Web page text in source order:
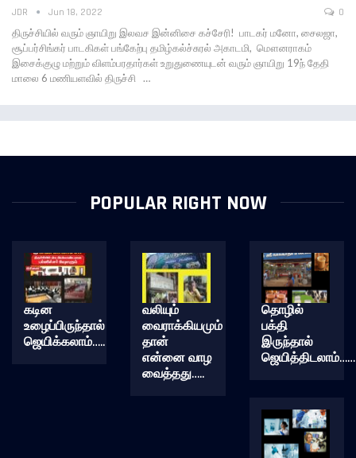
JDR Jun 18, 2022 0
திருச்சியில் வரும் ஞாயிறு இலவச இன்னிசை கச்சேரி! பாடகர் மனோ, சைலஜா,
சூப்பர்சிங்கர் பாடகிகள் பங்கேற்பு தமிழ்கல்ச்சுரல் அகாடமி, மௌனராகம்
இசைக்குழு மற்றும் விளம்பரதார்கள் உறுதுணையுடன் வரும் ஞாயிறு 19ந் தேதி
மாலை 6 மணியளவில் திருச்சி …
POPULAR RIGHT NOW
கடின
உழைப்பிருந்தால்
ஜெயிக்கலாம்…..
வலியும்
வைராக்கியமும்
தான்
என்னை வாழ
வைத்தது…..
தொழில்
பக்தி
இருந்தால்